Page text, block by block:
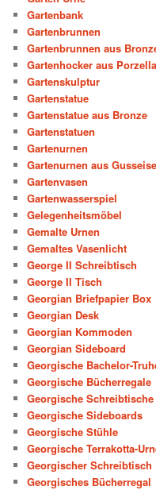
Gartenbank
Gartenbrunnen
Gartenbrunnen aus
Gartenhocker aus
Gartenskulptur
Gartenstatue
Gartenstatue aus Bronze
Gartenstatuen
Gartenurnen
Gartenurnen aus
Gartenvasen
Gartenwasserspiel
Gelegenheitsmöbel
Gemalte Urnen
Gemaltes Vasenlicht
George II Schreibtisch
George II Tisch
Georgian Briefpapier Box
Georgian Desk
Georgian Kommoden
Georgian Sideboard
Georgische Bachelor-
Georgische Bücherregale
Georgische Schreibtische
Georgische Sideboards
Georgische Stühle
Georgische Terrakotta-
Georgischer Schreibtisch
Georgisches Bücherregal